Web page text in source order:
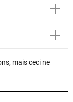
mais ceci ne